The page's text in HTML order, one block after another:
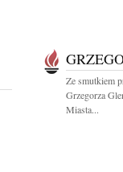
Ze smutkiem
Grzegorza
Miasta...